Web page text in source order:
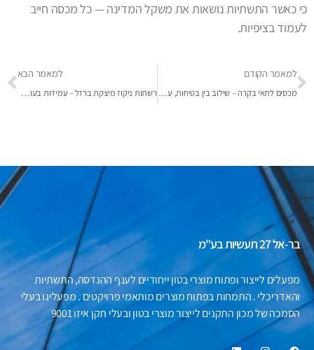
כי כאשר התשתיות נושאות את משקל המדינה — כל מכסה חייב
לעמוד בציפיות.
למאמר הקודם
מכסים לתאי בקרה – שילוב בין בטיחות, עיצוב ותחזוקה
למאמר הבא
רשתות ניקוז מיצקת ברזל – עמידות בעומסים גבוהים ובתחזוקה יומית
בר-אל 27 תעשיות בע"מ
מפעלים לייצור ופתוח מוצרי בטון ייחודיים לענף ההנדסה, התשתיות
והאדריכלי . התמחות בפתוח מוצרים מותאמי פרויקטים . מפעלינו בעלי
הסמכה של מכון התקנים לייצור מוצרי בטון ובעלי תקן איזו 9001